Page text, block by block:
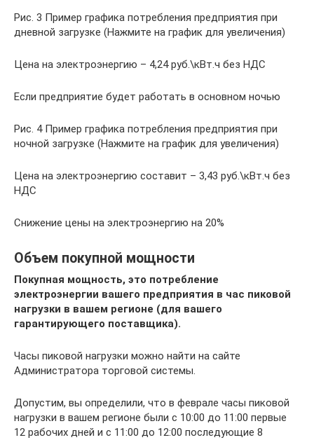
Рис. 3 Пример графика потребления предприятия при
дневной загрузке (Нажмите на график для увеличения)
Цена на электроэнергию – 4,24 руб.\кВт.ч без НДС
Если предприятие будет работать в основном ночью
Рис. 4 Пример графика потребления предприятия при
ночной загрузке (Нажмите на график для увеличения)
Цена на электроэнергию составит – 3,43 руб.\кВт.ч без
НДС
Снижение цены на электроэнергию на 20%
Объем покупной мощности
Покупная мощность, это потребление
электроэнергии вашего предприятия в час пиковой
нагрузки в вашем регионе (для вашего
гарантирующего поставщика).
Часы пиковой нагрузки можно найти на сайте
Администратора торговой системы.
Допустим, вы определили, что в феврале часы пиковой
нагрузки в вашем регионе были с 10:00 до 11:00 первые
12 рабочих дней и с 11:00 до 12:00 последующие 8